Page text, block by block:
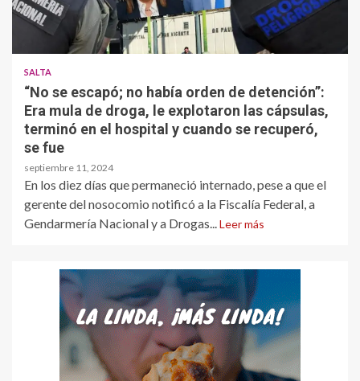
SALTA
“No se escapó; no había orden de detención”:
Era mula de droga, le explotaron las cápsulas,
terminó en el hospital y cuando se recuperó,
se fue
septiembre 11, 2024
En los diez días que permaneció internado, pese a que el
gerente del nosocomio notificó a la Fiscalía Federal, a
Gendarmería Nacional y a Drogas... Leer más